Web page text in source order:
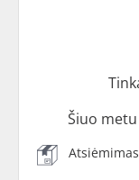
Šiuo